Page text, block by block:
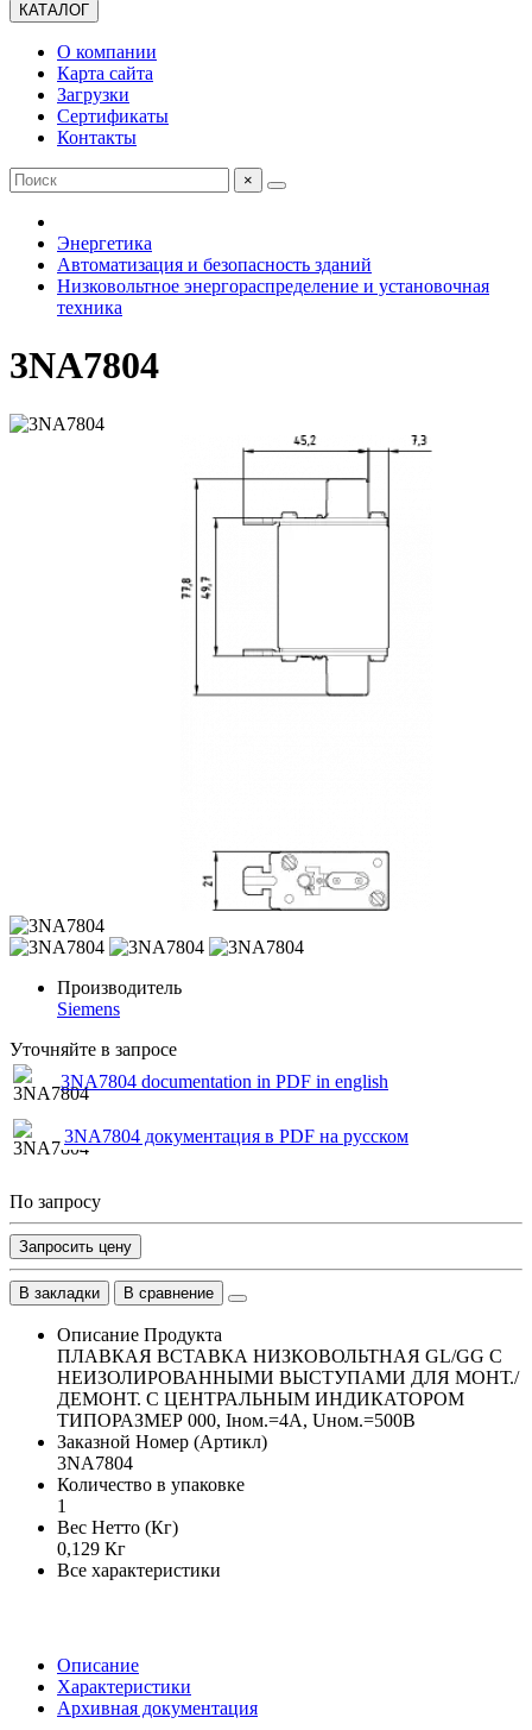
КАТАЛОГ
О компании
Карта сайта
Загрузки
Сертификаты
Контакты
×
Энергетика
Автоматизация и безопасность зданий
Низковольтное энергораспределение и установочная
техника
3NA7804
Производитель
Siemens
Уточняйте в запросе
3NA7804 documentation in PDF in english
3NA7804 документация в PDF на русском
По запросу
Запросить цену
В закладки В сравнение
Описание Продукта
ПЛАВКАЯ ВСТАВКА НИЗКОВОЛЬТНАЯ GL/GG С
НЕИЗОЛИРОВАННЫМИ ВЫСТУПАМИ ДЛЯ МОНТ./
ДЕМОНТ. С ЦЕНТРАЛЬНЫМ ИНДИКАТОРОМ
ТИПОРАЗМЕР 000, Iном.=4A, Uном.=500В
Заказной Номер (Артикл)
3NA7804
Количество в упаковке
1
Вес Нетто (Кг)
0,129 Кг
Все характеристики
Описание
Характеристики
Архивная документация